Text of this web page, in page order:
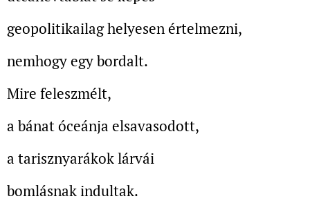
geopolitikailag helyesen értelmezni,
nemhogy egy bordalt.
Mire feleszmélt,
a bánat óceánja elsavasodott,
a tarisznyarákok lárvái
bomlásnak indultak.